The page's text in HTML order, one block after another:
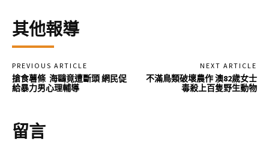
其他報導
PREVIOUS ARTICLE
搶食薯條 海鷗竟遭斷頭 網民促
給暴力男心理輔導
NEXT ARTICLE
不滿鳥類破壞農作 澳82歲女士
毒殺上百隻野生動物
留言